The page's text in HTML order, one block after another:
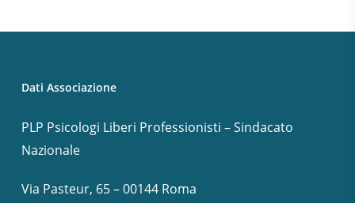
Dati Associazione
PLP Psicologi Liberi Professionisti – Sindacato
Nazionale
Via Pasteur, 65 – 00144 Roma